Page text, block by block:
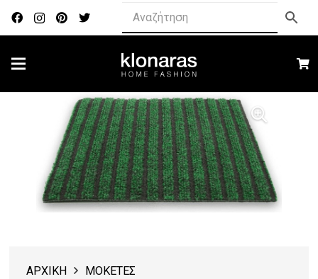
ΑΡΧΙΚΗ ΜΟΚΕΤΕΣ